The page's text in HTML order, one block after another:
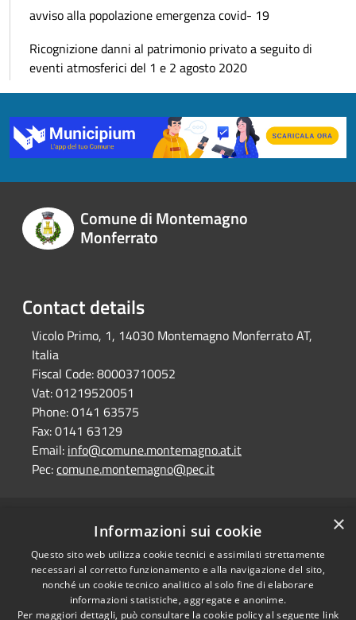
avviso alla popolazione emergenza covid- 19
Ricognizione danni al patrimonio privato a seguito di
eventi atmosferici del 1 e 2 agosto 2020
Comune di Montemagno
Monferrato
Contact details
Vicolo Primo, 1, 14030 Montemagno Monferrato AT,
Italia
Fiscal Code:80003710052
Vat:01219520051
Phone:0141 63575
Fax:0141 63129
Email: info@comune.montemagno.at.it
Pec:comune.montemagno@pec.it
Privacy
Cookie
Comune convenzionato
Progetto|Convenzione
Adesioni
×
Informazioni sui cookie
Questo sito web utilizza cookie tecnici e assimilati strettamente
necessari al corretto funzionamento e alla navigazione del sito,
nonché un cookie tecnico analitico al solo fine di elaborare
informazioni statistiche, aggregate e anonime.
Per maggiori dettagli, può consultare la cookie policy al seguente link